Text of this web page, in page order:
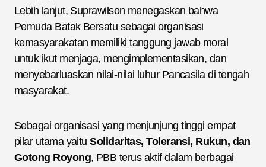
Lebih lanjut, Suprawilson menegaskan bahwa
Pemuda Batak Bersatu sebagai organisasi
kemasyarakatan memiliki tanggung jawab moral
untuk ikut menjaga, mengimplementasikan, dan
menyebarluaskan nilai-nilai luhur Pancasila di tengah
masyarakat.
Sebagai organisasi yang menjunjung tinggi empat
pilar utama yaituSolidaritas, Toleransi, Rukun, dan
Gotong Royong, PBB terus aktif dalam berbagai